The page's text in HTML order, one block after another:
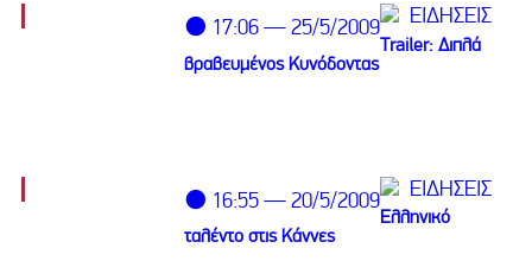
ΕΙΔΗΣΕΙΣ
⚫ 17:06 — 25/5/2009
Trailer: Διπλά
βραβευμένος Κυνόδοντας
ΕΙΔΗΣΕΙΣ
⚫ 16:55 — 20/5/2009
Ελληνικό
ταλέντο στις Κάννες